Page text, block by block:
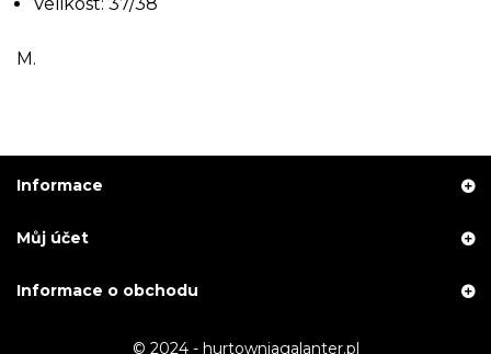
M.
Informace
Můj účet
Informace o obchodu
© 2024 - hurtowniagalanter.pl